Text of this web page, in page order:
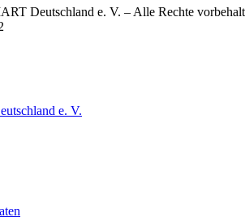
Deutschland e. V. – Alle Rechte